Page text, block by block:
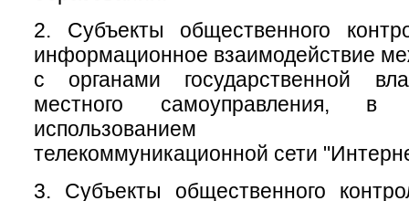
2. Субъекты общественного
информационное взаимодействие
с органами государственной
местного
использованием
телекоммуникационной сети
3. Субъекты общественного